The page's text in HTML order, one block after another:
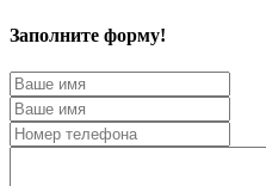
Заполните форму!